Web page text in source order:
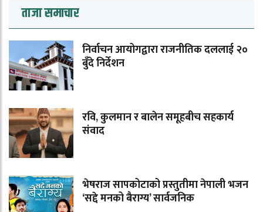
ताजा समाचार
निर्वाचन आयोगद्वारा राजनीतिक दललाई २०
बुँदे निर्देशन
रवि, कुलमान र बालेन समूहबीच सहकार्य
संवाद
भेषराज सापकोटाको प्रस्तुतीमा नेपाली भजन
‘सद्दे मनको बैराग्य’ सार्वजनिक